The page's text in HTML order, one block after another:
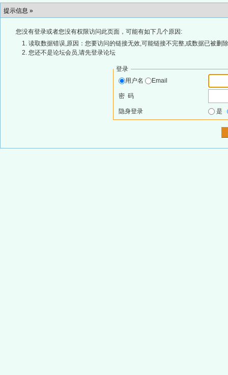
提示信息 »
您没有登录或者您没有权限访问此页面，可能有如下几个原因:
读取数据错误,原因：您要访问的链接无效,可能链接不完整,或数据已被删
您还不是论坛会员,请先登录论坛
登录
用户名
Email
密 码
隐身登录 是